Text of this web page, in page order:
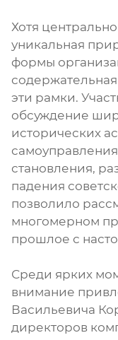
Хотя
уникальная
формы
эти рамки.
обсуждение
исторических
становления,
падения
позволило
многомерном
прошлое с
Среди ярких
внимание
Васильевича
директоров